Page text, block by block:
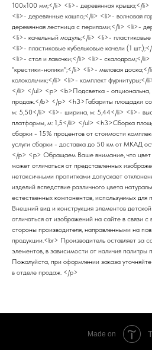
100х100 мм;</li> <li>- деревянная крыша;</li>
<li>- деревянные кашпо;</li> <li>- волновая
деревянная лестница с перилами;</li> <li>-
<li>- качельный модуль;</li> <li>-
<li>- пластиковые кубельковые качели (1
<li>- стол и лавочки;</li> <li>- скалодром;</
"крестики-нолики";</li> <li>- меловая
колокольчик;</li> <li>- комплект фурнитуры;</
</li> </ul> <p> <b>Подсветка - опциональна,
продаж.</b> </p> <h3>Габариты площадки
м: 5,50</li> <li>- ширина, м: 5,44</li> <li>-
платформы, м: 1,5</li> </ul> <h3>Сборка
сборки - 15% процентов от стоимости
услуги сборки - доставка до 50 км от МКАД
</p> <p> Обращаем Ваше внимание, что цвет
может отличаться от представленных
нетоксичными пропитками допускает
изделий вследствие различного цвета
естественных компонентов, используемых
Внешний вид и конструкция элементов
отличаться от изображений на сайте в связи
стороны производителя, направленными на
продукции.<br> Производитель оставляет за
элементов, в зависимости от наличия палитры
Пожалуйста, при оформлении заказа
в отделе продаж. </p>
Made on